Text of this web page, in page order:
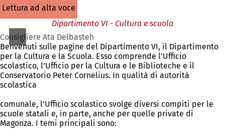
lettura ad alta voce
Dipartimento VI - Cultura e scuola
Consigliere Ata Delbasteh
Benvenuti sulle pagine del Dipartimento VI, il Dipartimento
per la Cultura e la Scuola. Esso comprende l’Ufficio
scolastico, l’Ufficio per la Cultura e le Biblioteche e il
Conservatorio Peter Cornelius. In qualità di autorità
scolastica
comunale, l’Ufficio scolastico svolge diversi compiti per le
scuole statali e, in parte, anche per quelle private di
Magonza. I temi principali sono: